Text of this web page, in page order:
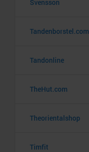
Svensson
Tandenborstel.com
Tandonline
TheHut.com
Theorientalshop
Timfit